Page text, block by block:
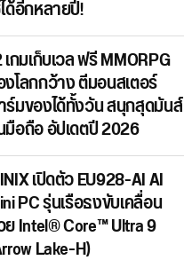
ด้อีกหลายปี!
เกมเก็บเวล ฟรี MMORPG
โลกกว้าง ตีมอนสเตอร์
มของได้ทั้งวัน สนุกสุดมันส์
อถือ อัปเดตปี 2026
เปิดตัว EU928-AI AI
PC รุ่นเรือธงขับเคลื่อน
Intel® Core™ Ultra 9
Lake-H)